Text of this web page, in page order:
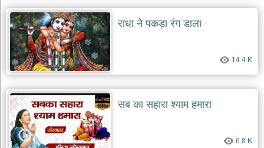
बालक
नाथ
भजन
baba
balak
nath
bhajans
देश
भक्ति
भजन
patriotic
bhajans
राधा ने पकड़ा रंग डाला
14.4 K
सब का सहारा श्याम हमारा
6.8 K